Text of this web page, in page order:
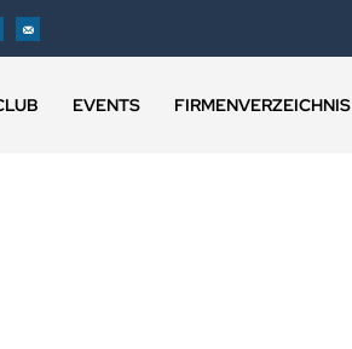
EVENTS FIRMENVERZEICHNIS